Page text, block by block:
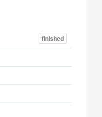
finished